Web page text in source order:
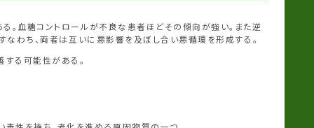
血糖コントロールが不良な患者ほどその傾向が強い。また逆
なわち、両者は互いに悪影響を及ぼし合い悪循環を形成する。
る可能性がある。